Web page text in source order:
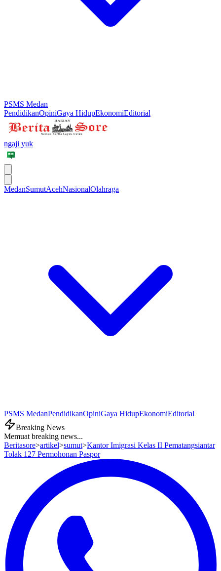
PSMS Medan
PendidikanOpiniGaya HidupEkonomiEditorial
ngaji yuk
MedanSumutAcehNasionalOlahraga
PSMS MedanPendidikanOpiniGaya HidupEkonomiEditorial
Breaking News
Memuat breaking news...
Beritasore>artikel>sumut>Kantor Imigrasi Kelas II Pematangsiantar
Tolak 127 Permohonan Paspor